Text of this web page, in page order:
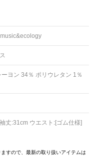
ヨン 34％ ポリウレタン 1％
丈:31cm ウエスト:[ゴム仕様]
すので、最新の取り扱いアイテムは